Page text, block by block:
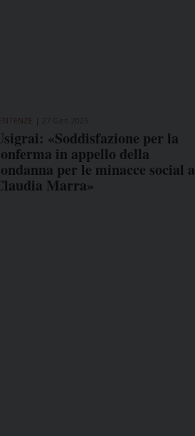
«Soddisfazione per la
in appello della
per le minacce social a
Marra»